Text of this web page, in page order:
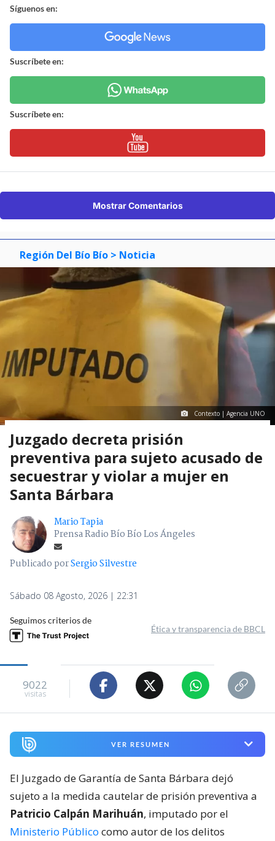
Síguenos en:
Suscríbete en:
Suscríbete en:
Mostrar Comentarios
Región Del Bío Bío > Noticia
Contexto | Agencia UNO
Juzgado decreta prisión
preventiva para sujeto acusado de
secuestrar y violar a mujer en
Santa Bárbara
Mario Tapia
Prensa Radio Bío Bío Los Ángeles
Publicado porSergio Silvestre
Sábado 08 Agosto, 2026 | 22:31
Seguimos criterios de
Ética y transparencia de BBCL
9022
visitas
VER RESUMEN
El Juzgado de Garantía de Santa Bárbara dejó
sujeto a la medida cautelar de prisión preventiva a
Patricio Calpán Marihuán, imputado por el
Ministerio Público como autor de los delitos